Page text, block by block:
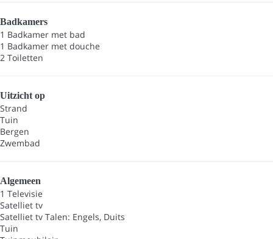
Badkamers
1 Badkamer met bad
1 Badkamer met douche
2 Toiletten
Uitzicht op
Strand
Tuin
Bergen
Zwembad
Algemeen
1 Televisie
Satelliet tv
Satelliet tv Talen: Engels, Duits
Tuin